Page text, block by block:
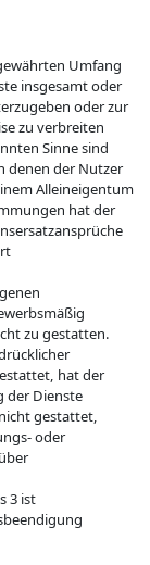
Umfang
insgesamt oder
oder zur
zu verbreiten
Sinne sind
denen der Nutzer
Alleineigentum
hat der
zu gestatten.
hat der
der Dienste
gestattet,
oder
3 ist